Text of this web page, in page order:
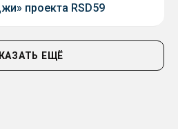
проекта RSD59
ЕЩЁ